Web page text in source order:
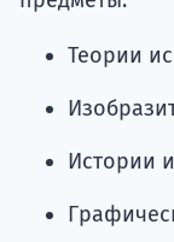
Теории
Истории